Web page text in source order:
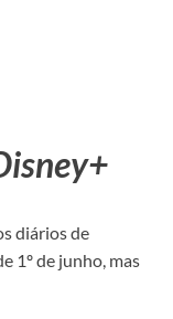
diários de
1º de junho, mas